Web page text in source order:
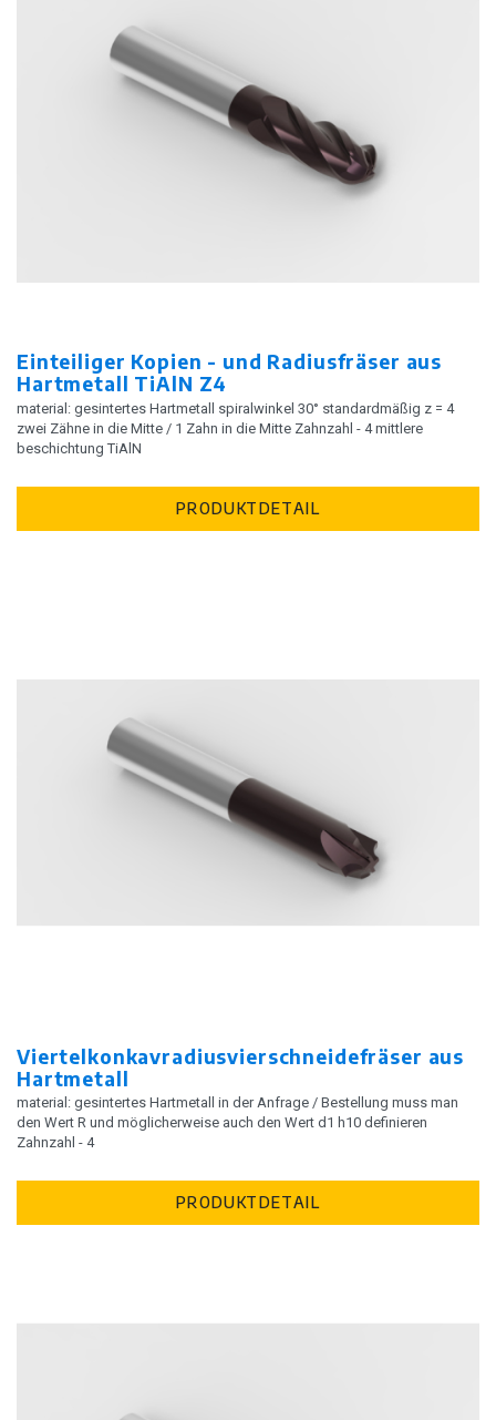
Einteiliger Kopien - und Radiusfräser aus
Hartmetall TiAlN Z4
material: gesintertes Hartmetall spiralwinkel 30° standardmäßig z = 4
zwei Zähne in die Mitte / 1 Zahn in die Mitte Zahnzahl - 4 mittlere
beschichtung TiAlN
PRODUKTDETAIL
Viertelkonkavradiusvierschneidefräser aus
Hartmetall
material: gesintertes Hartmetall in der Anfrage / Bestellung muss man
den Wert R und möglicherweise auch den Wert d1 h10 definieren
Zahnzahl - 4
PRODUKTDETAIL